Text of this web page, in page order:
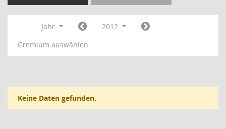
Jahr
2012
Gremium auswählen
Keine Daten gefunden.